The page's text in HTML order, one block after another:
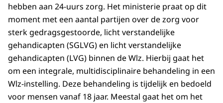
hebben aan 24-uurs zorg. Het ministerie praat op dit
moment met een aantal partijen over de zorg voor
sterk gedragsgestoorde, licht verstandelijke
gehandicapten (SGLVG) en licht verstandelijke
gehandicapten (LVG) binnen de Wlz. Hierbij gaat het
om een integrale, multidisciplinaire behandeling in een
Wlz-instelling. Deze behandeling is tijdelijk en bedoeld
voor mensen vanaf 18 jaar. Meestal gaat het om het